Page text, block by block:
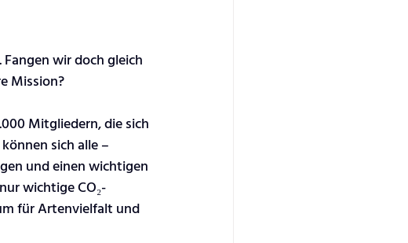
wir doch gleich
Mission?
Mitgliedern, die sich
sich alle –
und einen wichtigen
wichtige CO₂-
für Artenvielfalt und